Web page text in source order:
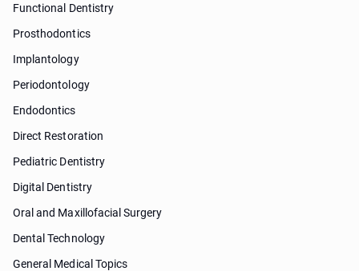
Functional Dentistry
Prosthodontics
Implantology
Periodontology
Endodontics
Direct Restoration
Pediatric Dentistry
Digital Dentistry
Oral and Maxillofacial Surgery
Dental Technology
General Medical Topics